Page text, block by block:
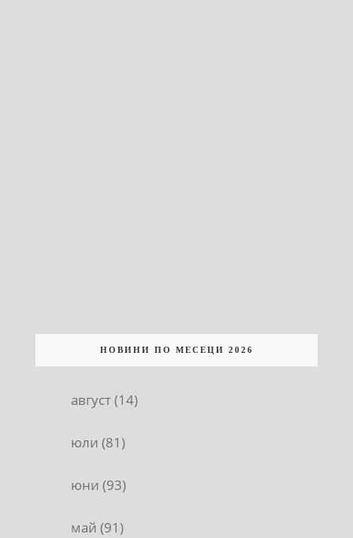
НОВИНИ ПО МЕСЕЦИ 2026
август (14)
юли (81)
юни (93)
май (91)